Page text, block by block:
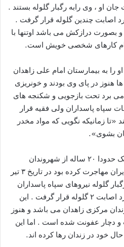
او ، وی رابه رگبار گلوله بستند .
اصابت چندین گلوله قرار گرفت .
و بصورت درازکش می باشد اوتنها با
کارهای شخصی خویش است.
را به بیمارستان امام علی زاهدان
هنوز در پای وی بودند و خونریزی
می برد تحت بازجویی و شکنجه های
سپاه پاسداران ولی فقیه قرار
زمانیکه نگویی که مواد مخدر
بشوی».
زندانی دیگری به نام محمد تاجیک حدودا ۲۰ ساله از شهروندان
افغانستان که به منظور کار به ایران مهاجرت کرده بود در تاریخ ۳ تیر
گلوله نیروهای سپاه پاسداران
قرار گرفت و از ناحیه شکم مورد اصابت ۲ گلوله قرار گرفت . این
در حال حاضر در بند ۶ زندان مرکزی زاهدان می باشد و هنوز
و دچار عفونت شده است . اما این
خود در زندان رها کرده اند.